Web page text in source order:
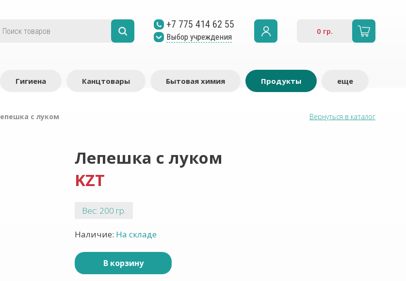
+7 775 414 62 55
Выбор учреждения
0 гр.
Гигиена Канцтовары Бытовая химия Продукты еще
с луком Вернуться в каталог
Лепешка с луком
KZT
Вес: 200 гр.
Наличие: На складе
В корзину